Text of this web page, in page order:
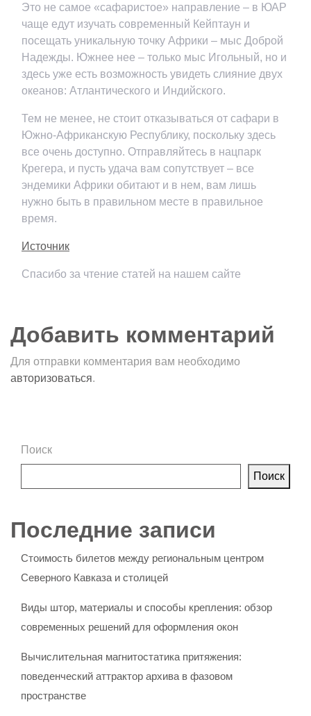
Это не самое «сафаристое» направление – в ЮАР
чаще едут изучать современный Кейптаун и
посещать уникальную точку Африки – мыс Доброй
Надежды. Южнее нее – только мыс Игольный, но и
здесь уже есть возможность увидеть слияние двух
океанов: Атлантического и Индийского.
Тем не менее, не стоит отказываться от сафари в
Южно-Африканскую Республику, поскольку здесь
все очень доступно. Отправляйтесь в нацпарк
Крегера, и пусть удача вам сопутствует – все
эндемики Африки обитают и в нем, вам лишь
нужно быть в правильном месте в правильное
время.
Источник
Спасибо за чтение статей на нашем сайте
Добавить комментарий
Для отправки комментария вам необходимо
авторизоваться.
Поиск
Поиск
Последние записи
Стоимость билетов между региональным центром
Северного Кавказа и столицей
Виды штор, материалы и способы крепления: обзор
современных решений для оформления окон
Вычислительная магнитостатика притяжения:
поведенческий аттрактор архива в фазовом
пространстве